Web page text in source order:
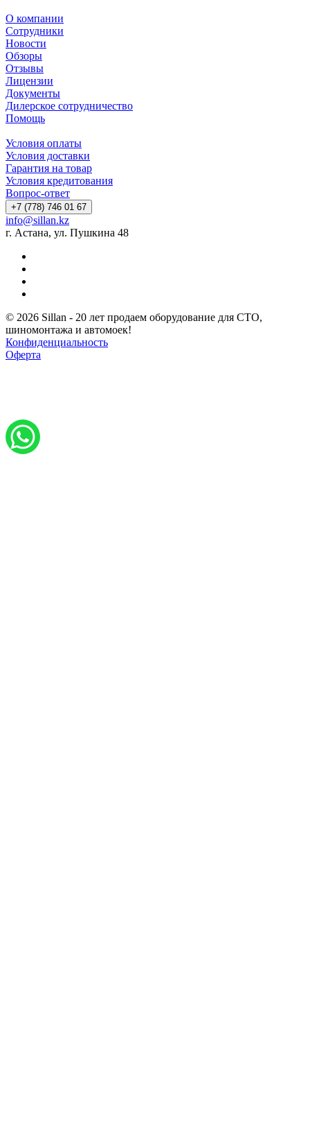
О компании
Сотрудники
Новости
Обзоры
Отзывы
Лицензии
Документы
Дилерское сотрудничество
Помощь
Условия оплаты
Условия доставки
Гарантия на товар
Условия кредитования
Вопрос-ответ
+7 (778) 746 01 67
info@sillan.kz
г. Астана, ул. Пушкина 48
© 2026 Sillan - 20 лет продаем оборудование для СТО,
шиномонтажа и автомоек!
Конфиденциальность
Оферта